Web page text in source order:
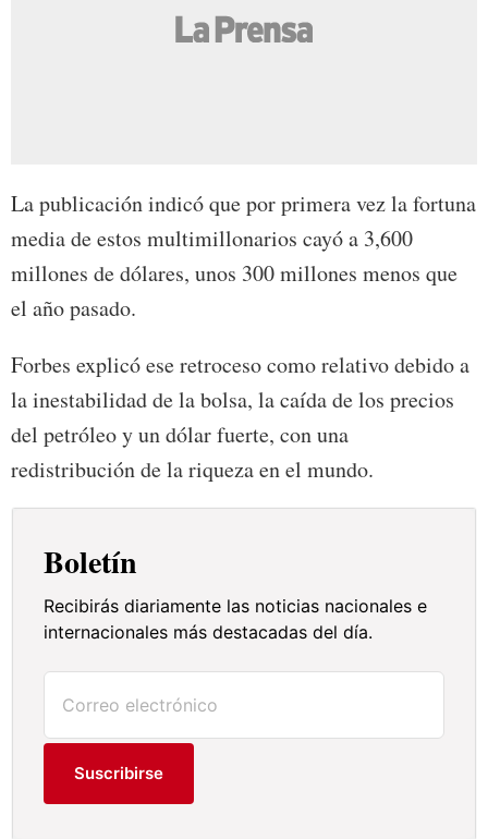
La publicación indicó que por primera vez la fortuna
media de estos multimillonarios cayó a 3,600
millones de dólares, unos 300 millones menos que
el año pasado.
Forbes explicó ese retroceso como relativo debido a
la inestabilidad de la bolsa, la caída de los precios
del petróleo y un dólar fuerte, con una
redistribución de la riqueza en el mundo.
Boletín
Recibirás diariamente las noticias nacionales e
internacionales más destacadas del día.
Suscribirse